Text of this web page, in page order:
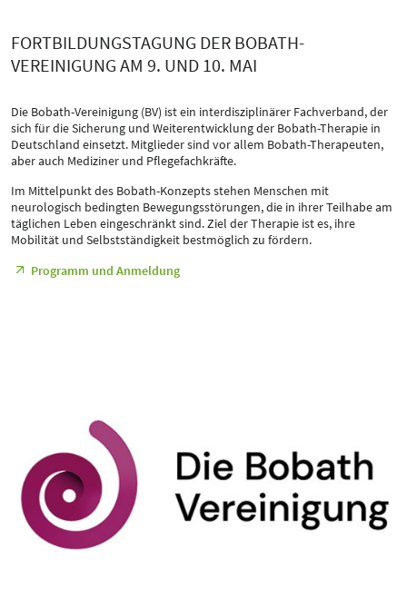
FORTBILDUNGSTAGUNG DER BOBATH-
VEREINIGUNG AM 9. UND 10. MAI
Die Bobath-Vereinigung (BV) ist ein interdisziplinärer Fachverband, der
sich für die Sicherung und Weiterentwicklung der Bobath-Therapie in
Deutschland einsetzt. Mitglieder sind vor allem Bobath-Therapeuten,
aber auch Mediziner und Pflegefachkräfte.
Im Mittelpunkt des Bobath-Konzepts stehen Menschen mit
neurologisch bedingten Bewegungsstörungen, die in ihrer Teilhabe am
täglichen Leben eingeschränkt sind. Ziel der Therapie ist es, ihre
Mobilität und Selbstständigkeit bestmöglich zu fördern.
Programm und Anmeldung